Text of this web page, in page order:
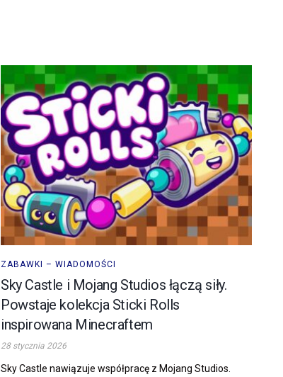
ZABAWKI – WIADOMOŚCI
Sky Castle i Mojang Studios łączą siły.
Powstaje kolekcja Sticki Rolls
inspirowana Minecraftem
28 stycznia 2026
Sky Castle nawiązuje współpracę z Mojang Studios.